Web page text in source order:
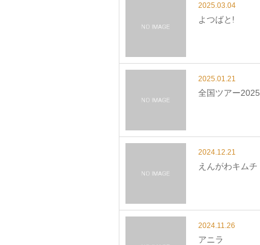
2025.03.04
よつばと!
2025.01.21
全国ツアー2025
2024.12.21
えんがわキムチ
2024.11.26
アニラ